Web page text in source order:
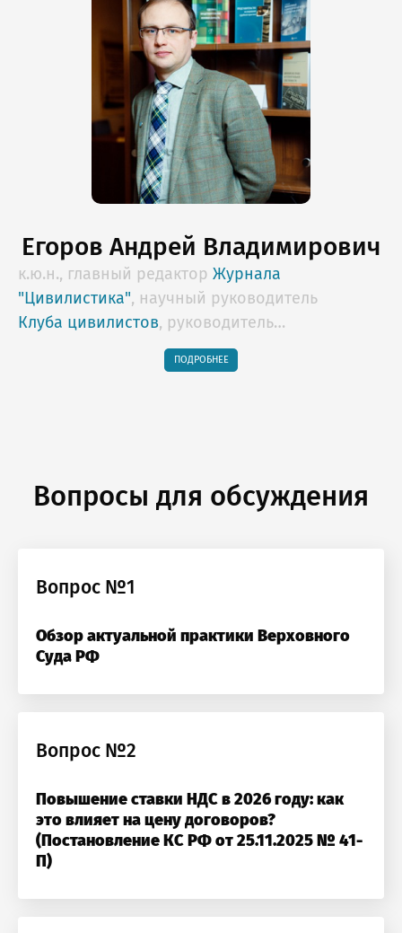
Егоров Андрей Владимирович
к.ю.н., главный редактор Журнала
"Цивилистика", научный руководитель
Клуба цивилистов, руководитель
образовательных программ Lextorium.com,
профессор НИУ "Высшая школа экономики",
ПОДРОБНЕЕ
Вопросы для обсуждения
Вопрос №1
Обзор актуальной практики Верховного
Суда РФ
Вопрос №2
Повышение ставки НДС в 2026 году: как
это влияет на цену договоров?
(Постановление КС РФ от 25.11.2025 № 41-
П)Оставить заявку
проблемы
с сайтом или
заметили ошибку?
на семинар
актуальных вопросов частного
₽
Оставить заявку